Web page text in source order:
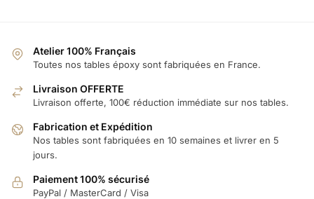
Atelier 100% Français
Toutes nos tables époxy sont fabriquées en France.
Livraison OFFERTE
Livraison offerte, 100€ réduction immédiate sur nos tables.
Fabrication et Expédition
Nos tables sont fabriquées en 10 semaines et livrer en 5
jours.
Paiement 100% sécurisé
PayPal / MasterCard / Visa